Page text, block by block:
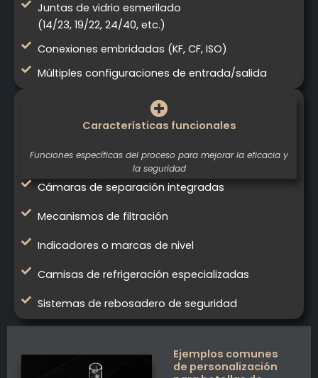
Juntas de vidrio esmerilado
(14/23, 19/22, 24/40, etc.)
Conexiones embridadas (KF, CF, ISO)
Múltiples configuraciones de entrada/salida
Características funcionales
Funciones específicas del proceso para mejorar la eficacia y
la seguridad
Cámaras de separación integradas
Mecanismos de filtración
Indicadores o marcas de nivel
Camisas de refrigeración especializadas
Sistemas de rebosadero de seguridad
Ejemplos comunes
de personalización